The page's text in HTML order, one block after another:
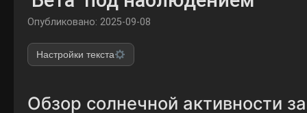
Опубликовано: 2025-09-08
Настройки текста
Обзор солнечной активности за